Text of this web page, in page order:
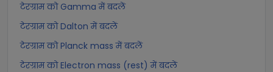
टेरग्राम को Gamma में बदलें
टेरग्राम को Dalton में बदलें
टेरग्राम को Planck mass में बदलें
टेरग्राम को Electron mass (rest) में बदलें